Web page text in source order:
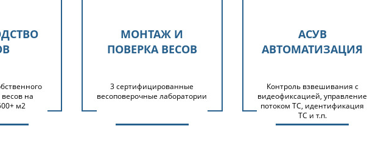
на
м2
МОНТАЖ И
ПОВЕРКА ВЕСОВ
3 сертифицированные
весоповерочные лаборатории
АСУВ
АВТОМАТИЗАЦИЯ
Контроль взвешивания с
видеофиксацией, управление
потоком ТС, идентификация
ТС и т.п.